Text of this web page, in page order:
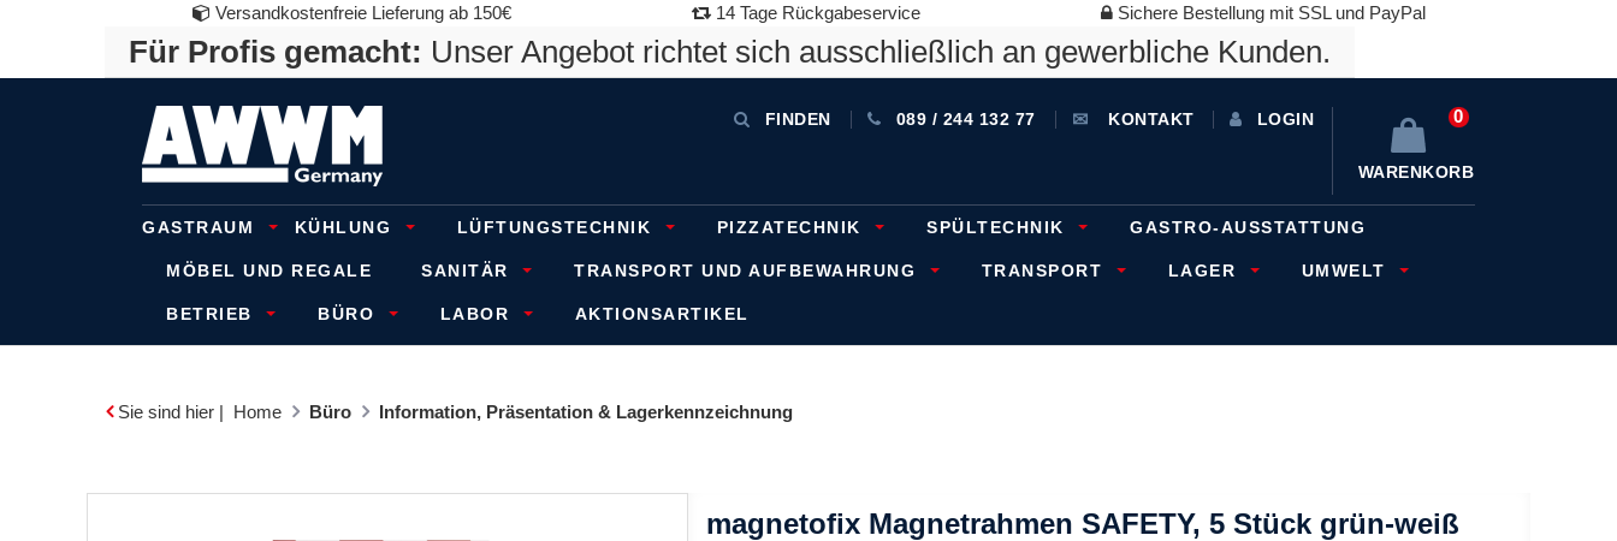
Versandkostenfreie Lieferung ab 150€ 14 Tage Rückgabeservice Sichere Bestellung mit SSL und PayPal
Für Profis gemacht: Unser Angebot richtet sich ausschließlich an gewerbliche Kunden.
FINDEN 089 / 244 132 77 KONTAKT LOGIN 0
WARENKORB
GASTRAUM KÜHLUNG LÜFTUNGSTECHNIK PIZZATECHNIK SPÜLTECHNIK GASTRO-AUSSTATTUNG
MÖBEL UND REGALE SANITÄR TRANSPORT UND AUFBEWAHRUNG TRANSPORT LAGER UMWELT
BETRIEB BÜRO LABOR AKTIONSARTIKEL
Sie sind hier | Home Büro Information, Präsentation & Lagerkennzeichnung
magnetofix Magnetrahmen SAFETY, 5 Stück grün-weiß